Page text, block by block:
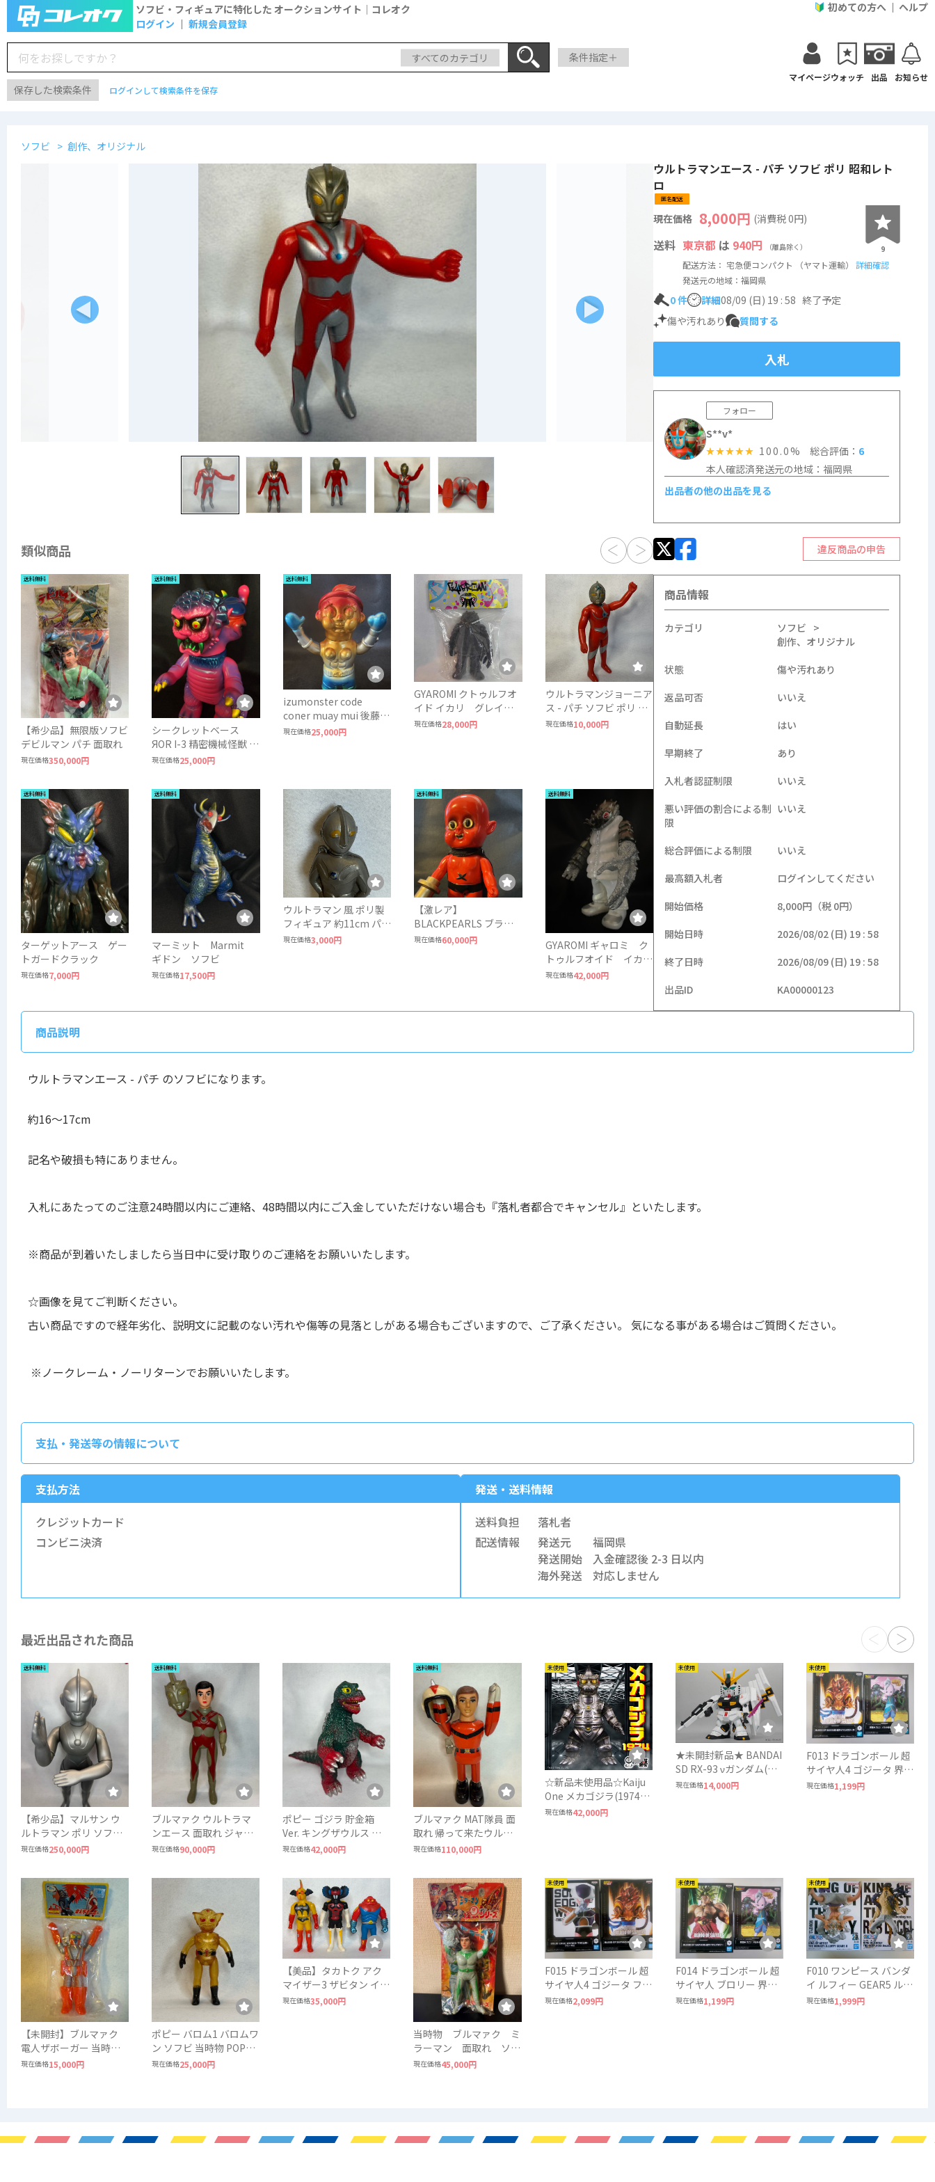
ソフビ・フィギュアに特化した オークションサイト｜コレオク
ログイン
新規会員登録
初めての方へ ヘルプ
すべてのカテゴリ 条件指定＋
保存した検索条件 ログインして検索条件を保存
マイページウォッチ 出品 お知らせ
ソフビ 創作、オリジナル
類似商品
送料無料
【希少品】無限版ソフビ
デビルマン パチ 面取れ
現在価格350,000円
送料無料
シークレットベース
ЯOR I-3 精密機械怪獣 -
PURPLE Ver. Magnet
現在価格25,000円
送料無料
ターゲットアース ゲー
トガードクラック
現在価格7,000円
送料無料
マーミット Marmit
ギドン ソフビ
現在価格17,500円
送料無料
izumonster code
coner muay mui 後藤彩
色所ver.
現在価格25,000円
GYAROMI クトゥルフオ
イド イカリ グレイフ
ロッキー 未開封
現在価格28,000円
ウルトラマン 風 ポリ製
フィギュア 約11cm パ
チ 無版権
現在価格3,000円
送料無料
【激レア】
BLACKPEARLS ブラッ
クパールズ Dracula
現在価格60,000円
ウルトラマンジョーニア
ス - パチ ソフビ ポリ 昭
和レトロ
現在価格10,000円
駄玩具堂 ズノラ 一
期 ソフビ
DAGANGUDO ヘドラ
ゴジラ ウルトラマン
送料無料
GYAROMI ギャロミ ク
トゥルフオイド イカ
リ ウィンターダウン
現在価格42,000円
GYAROMI ギャロミ ゾ
ルオイド ウィンターダ
イド
ウルトラマンエース - パチ ソフビ ポリ 昭和レト
ロ
匿名配送
現在価格 8,000円 (消費税0円)
9
送料 東京都 は 940円 （離島除く）
配送方法： 宅急便コンパクト （ヤマト運輸） 詳細確認
発送元の地域：福岡県
0件 詳細08/09 (日) 19 : 58 終了予定
傷や汚れあり
質問する
入札
フォロー
S**v*
☆☆☆☆☆ 100.0% 総合評価： 6
本人確認済発送元の地域：福岡県
出品者の他の出品を見る
違反商品の申告
商品情報
カテゴリ
ソフビ
創作、オリジナル
状態
傷や汚れあり
返品可否
いいえ
自動延長
はい
早期終了
あり
入札者認証制限
いいえ
悪い評価の割合による制
限
いいえ
総合評価による制限
いいえ
最高額入札者
ログインしてください
開始価格
8,000円（税 0円）
開始日時
2026/08/02 (日) 19 : 58
終了日時
2026/08/09 (日) 19 : 58
出品ID
KA00000123
商品説明
ウルトラマンエース - パチ のソフビになります。
約16〜17cm
記名や破損も特にありません。
入札にあたってのご注意24時間以内にご連絡、48時間以内にご入金していただけない場合も『落札者都合でキャンセル』といたします。
※商品が到着いたしましたら当日中に受け取りのご連絡をお願いいたします。
☆画像を見てご判断ください。
古い商品ですので経年劣化、説明文に記載のない汚れや傷等の見落としがある場合もございますので、ご了承ください。 気になる事がある場合はご質問ください。
※ノークレーム・ノーリターンでお願いいたします。
支払・発送等の情報について
支払方法
クレジットカード
コンビニ決済
発送・送料情報
送料負担
落札者
配送情報
発送元
福岡県
発送開始
入金確認後 2-3 日以内
海外発送
対応しません
最近出品された商品
送料無料
【希少品】マルサン ウ
ルトラマン ポリ ソフビ
ジャイアントサイズ 当
現在価格250,000円
送料無料
ブルマァク ウルトラマ
ンエース 面取れ ジャイ
アントサイズ ソフビ
現在価格90,000円
ポピー ゴジラ 貯金箱
Ver. キングザウルス ゴ
ジラザウルス 当時物
現在価格42,000円
【未開封】ブルマァク
電人ザボーガー 当時物
ソフビ ロボット
現在価格15,000円
ポピー バロム1 バロムワ
ン ソフビ 当時物 POPY
東映 スケルトン
現在価格25,000円
【美品】タカトク アク
マイザー3 ザビタン イー
ビル ガブラ 3体セット
現在価格35,000円
送料無料
ブルマァク MAT隊員 面
取れ 帰って来たウルト
ラマン ブリキ ゼンマイ
現在価格110,000円
未使用
☆新品未使用品☆Kaiju
One メカゴジラ(1974)
ソフビ 墓場の画廊
現在価格42,000円
未使用
★未開封新品★ BANDAI
SD RX-93 νガンダム(ニ
ューガンダム) プレバン
現在価格14,000円
当時物 ブルマァク ミ
ラーマン 面取れ ソフ
ビ 円谷プロ
現在価格45,000円
未使用
F015 ドラゴンボール 超
サイヤ人4 ゴジータ フリ
ーザ2 DRAGON BALL
現在価格2,099円
未使用
F014 ドラゴンボール 超
サイヤ人 ブロリー 界王
神 DRAGON BALL
現在価格1,199円
未使用
F013 ドラゴンボール 超
サイヤ人4 ゴジータ 界王
神 DRAGON BALL
現在価格1,199円
未使用
F010 ワンピース バンダ
イ ルフィー GEAR5 ルシ
ー ONEPIECE BANDAI
現在価格1,999円